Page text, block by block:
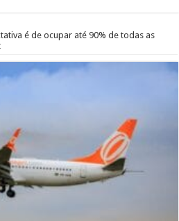
é de ocupar até 90% de todas as